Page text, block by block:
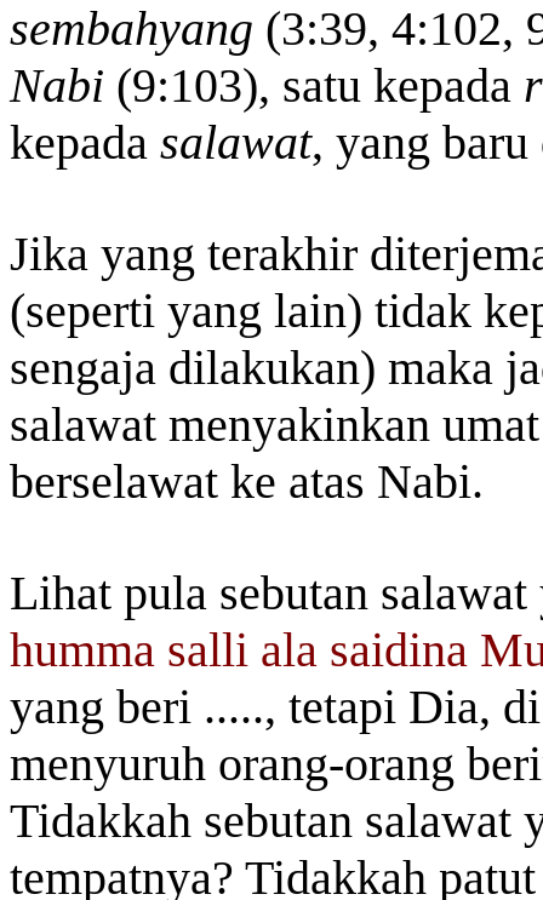
sembahyang (3:39, 4:102,
Nabi (9:103), satu kepada
kepada salawat, yang
Jika yang terakhir
(seperti yang lain) tidak
sengaja dilakukan) maka
salawat menyakinkan
berselawat ke atas Nabi.
Lihat pula sebutan
humma salli ala saidina
yang beri ....., tetapi Dia,
menyuruh orang-orang
Tidakkah sebutan salawat
tempatnya? Tidakkah